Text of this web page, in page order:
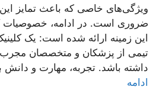
ویژگی‌های خاصی که باعث تمایز
ضروری است. در ادامه، خصوصیات
این زمینه ارائه شده است: یک
تیمی از پزشکان و متخصصان
داشته باشد. تجربه، مهارت و
ادامه